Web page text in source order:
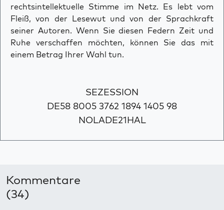
rechtsintellektuelle Stimme im Netz. Es lebt vom
Fleiß, von der Lesewut und von der Sprachkraft
seiner Autoren. Wenn Sie diesen Federn Zeit und
Ruhe verschaffen möchten, können Sie das mit
einem Betrag Ihrer Wahl tun.
SEZESSION
DE58 8005 3762 1894 1405 98
NOLADE21HAL
Kommentare
(34)